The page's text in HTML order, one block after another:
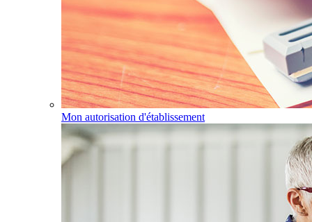
Mon autorisation d'établissement